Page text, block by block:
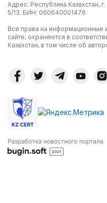
Адрес: Республика Казахстан,
5/13. БИН: 060640001476
Все права на информационные
сайте, охраняются в
Казахстан, в том числе об